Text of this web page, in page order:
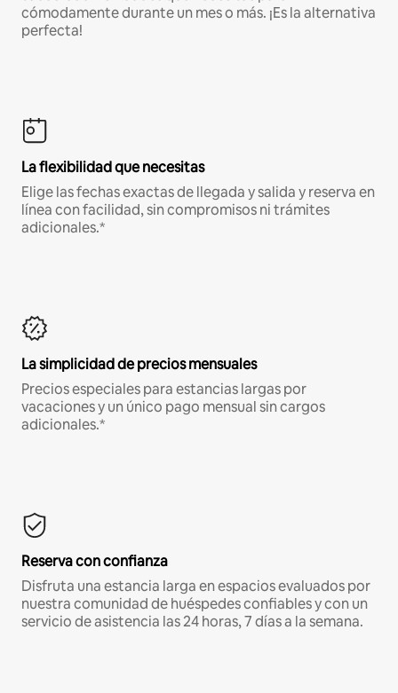
cómodamente durante un mes o más. ¡Es la alternativa
perfecta!
La flexibilidad que necesitas
Elige las fechas exactas de llegada y salida y reserva en
línea con facilidad, sin compromisos ni trámites
adicionales.*
La simplicidad de precios mensuales
Precios especiales para estancias largas por
vacaciones y un único pago mensual sin cargos
adicionales.*
Reserva con confianza
Disfruta una estancia larga en espacios evaluados por
nuestra comunidad de huéspedes confiables y con un
servicio de asistencia las 24 horas, 7 días a la semana.